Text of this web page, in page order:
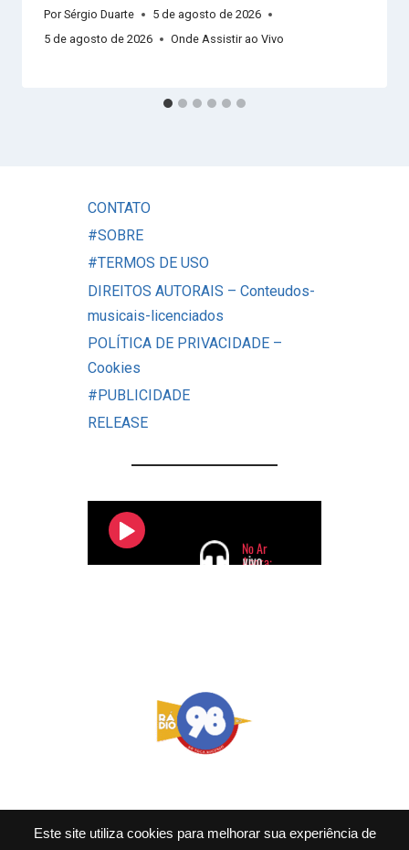
Este site utiliza cookies para melhorar sua experiência de
Por Sérgio Duarte
5 de agosto de 2026
5 de agosto de 2026
Onde Assistir ao Vivo
CONTATO
#SOBRE
#TERMOS DE USO
DIREITOS AUTORAIS – Conteudos-
musicais-licenciados
POLÍTICA DE PRIVACIDADE –
Cookies
#PUBLICIDADE
RELEASE